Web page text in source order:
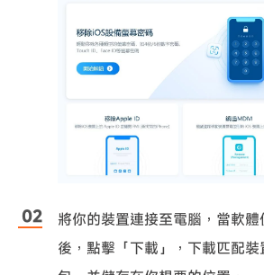
將你的裝置連接至電腦，當軟
後，點擊「下載」，下載匹配